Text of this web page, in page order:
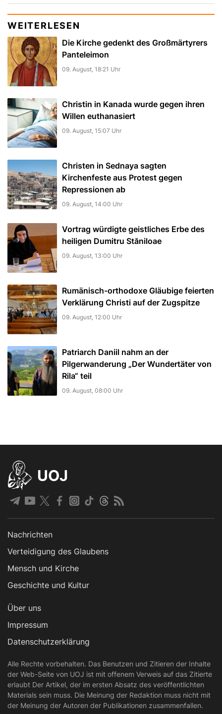
WEITERLESEN
Die Kirche gedenkt des Großmärtyrers
Panteleimon
09. August, 18:21 Uhr
Christin in Kanada wurde gegen ihren
Willen euthanasiert
09. August, 15:07 Uhr
Christen in Sednaya sagten
Kirchenfeste aus Protest gegen
Repressionen ab
09. August, 14:00 Uhr
Vortrag würdigte geistliches Erbe des
heiligen Dumitru Stăniloae
09. August, 13:00 Uhr
Rumänisch-orthodoxe Gläubige feierten
Verklärung Christi auf der Zugspitze
09. August, 12:00 Uhr
Patriarch Daniil nahm an der
Pilgerwanderung „Der Wundertäter von
Rila“ teil
09. August, 08:00 Uhr
UOJ
Nachrichten
Verteidigung des Glaubens
Mensch und Kirche
Geschichte und Kultur
Über uns
Impressum
Datenschutzerklärung
Alle Rechte vorbehalten. Das Benutzen und Zitieren der Inhalte
der Web-Seite von UOJ ist mit offenem Verweis auf das Zitierte
erlaubt Der Artikel, der im ersten Absatz des veröffentlichten
Materials sein muss. Die Meinung der Redaktion muss nicht mit
der Meinung der Autoren der Publikationen zusammenfallen.